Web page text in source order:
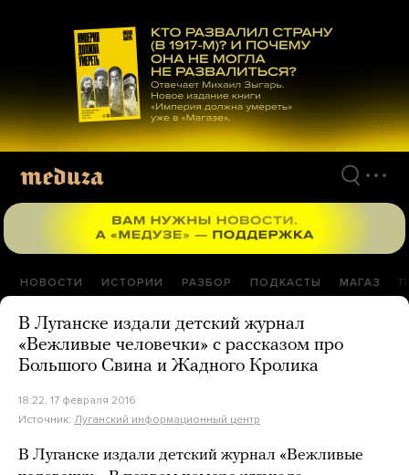
материалам
НОВОСТИ ИСТОРИИ РАЗБОР ПОДКАСТЫ МАГАЗ
В Луганске издали детский журнал
«Вежливые человечки» с рассказом про
Большого Свина и Жадного Кролика
18:22, 17 февраля 2016
Источник: Луганский информационный центр
В Луганске издали детский журнал «Вежливые